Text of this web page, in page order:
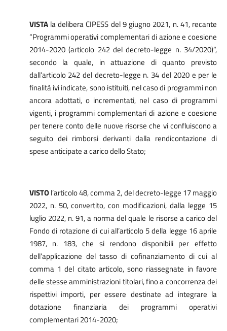
VISTAla delibera CIPESS del 9 giugno 2021, n. 41, recante
“Programmi operativi complementari di azione e coesione
2014-2020 (articolo 242 del decreto-legge n. 34/2020)”,
secondo la quale, in attuazione di quanto previsto
dall’articolo 242 del decreto-legge n. 34 del 2020 e per le
finalità ivi indicate, sono istituiti, nel caso di programmi non
ancora adottati, o incrementati, nel caso di programmi
vigenti, i programmi complementari di azione e coesione
per tenere conto delle nuove risorse che vi confluiscono a
seguito dei rimborsi derivanti dalla rendicontazione di
spese anticipate a carico dello Stato;
VISTO l’articolo 48, comma 2, del decreto-legge 17 maggio
2022, n. 50, convertito, con modificazioni, dalla legge 15
luglio 2022, n. 91, a norma del quale le risorse a carico del
Fondo di rotazione di cui all’articolo 5 della legge 16 aprile
1987, n. 183, che si rendono disponibili per effetto
dell’applicazione del tasso di cofinanziamento di cui al
comma 1 del citato articolo, sono riassegnate in favore
delle stesse amministrazioni titolari, fino a concorrenza dei
rispettivi importi, per essere destinate ad integrare la
dotazione finanziaria dei programmi operativi
complementari 2014-2020;